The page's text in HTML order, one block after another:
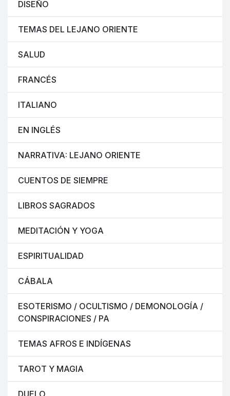
DISEÑO
TEMAS DEL LEJANO ORIENTE
SALUD
FRANCÉS
ITALIANO
EN INGLÉS
NARRATIVA: LEJANO ORIENTE
CUENTOS DE SIEMPRE
LIBROS SAGRADOS
MEDITACIÓN Y YOGA
ESPIRITUALIDAD
CÁBALA
ESOTERISMO / OCULTISMO / DEMONOLOGÍA /
CONSPIRACIONES / PA
TEMAS AFROS E INDÍGENAS
TAROT Y MAGIA